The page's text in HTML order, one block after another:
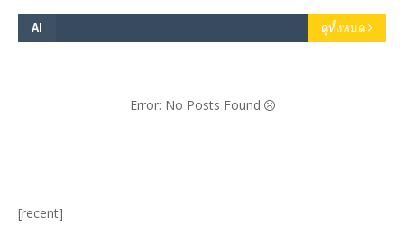
AI ดูทั้งหมด
Error: No Posts Found
[recent]